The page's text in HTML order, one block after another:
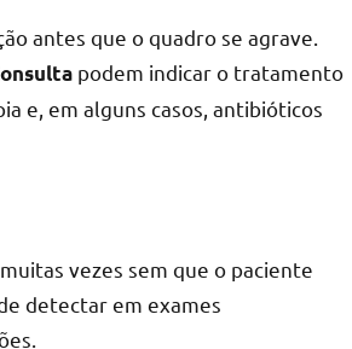
antes que o quadro se agrave.
podem indicar o tratamento
e, em alguns casos, antibióticos
vezes sem que o paciente
detectar em exames